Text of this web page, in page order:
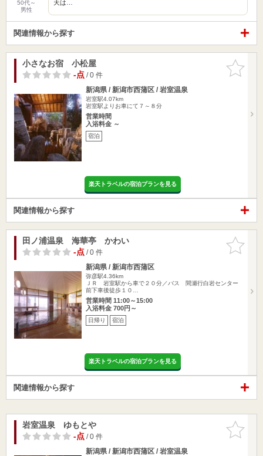
50代～
男性
天は…
関連情報から探す
お気に入
りに追加
小さなお宿 小松屋
-点/ 0 件
新潟県 / 新潟市西蒲区 / 岩室温泉
岩室駅4.07km
岩室駅よりお車にて７～８分
営業時間
入浴料金 ～
宿泊
楽天トラベルの宿泊プランを見る
関連情報から探す
お気に入
りに追加
田ノ浦温泉 海華亭 かわい
-点/ 0 件
新潟県 / 新潟市西蒲区
弥彦駅4.36km
ＪＲ 岩室駅から車で２０分／バス 間瀬行白岩センター
前下車後徒歩１０…
営業時間 11:00～15:00
入浴料金 700円～
日帰り 宿泊
楽天トラベルの宿泊プランを見る
関連情報から探す
お気に入
りに追加
岩室温泉 ゆもとや
-点/ 0 件
新潟県 / 新潟市西蒲区 / 岩室温泉